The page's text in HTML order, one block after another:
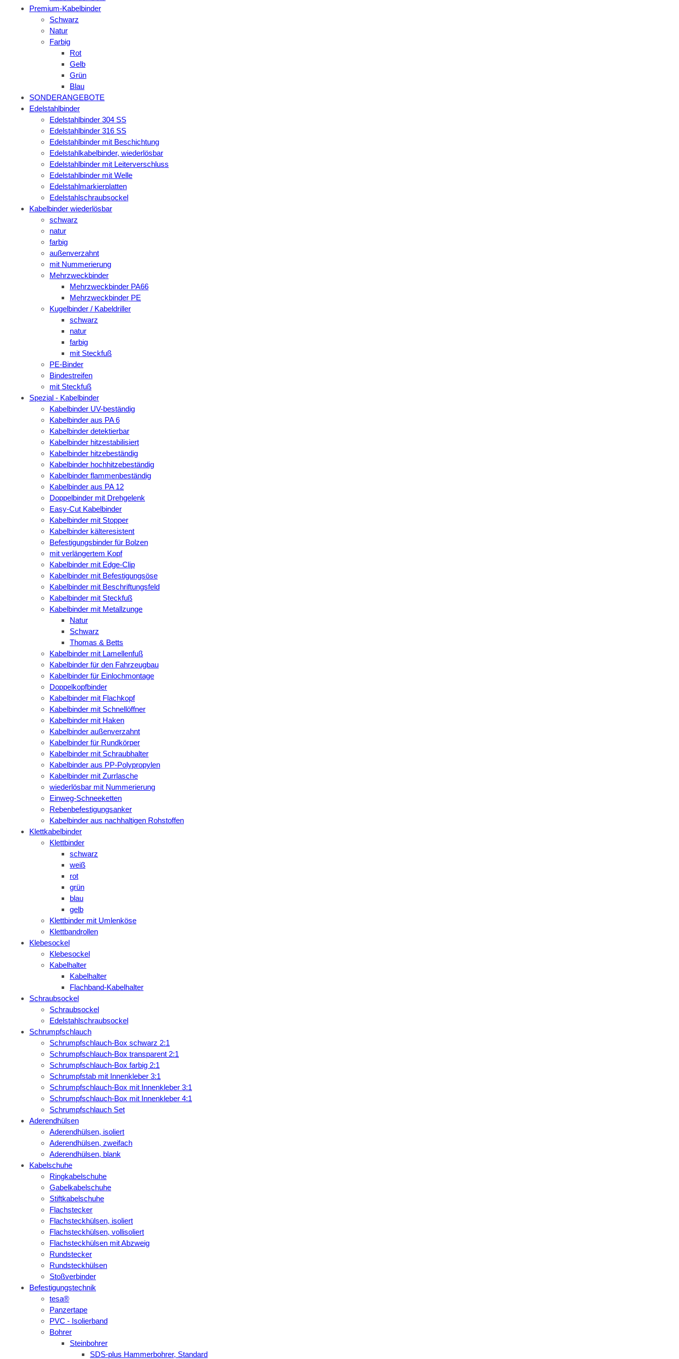
Premium-Kabelbinder
Schwarz
Natur
Farbig
Rot
Gelb
Grün
Blau
SONDERANGEBOTE
Edelstahlbinder
Edelstahlbinder 304 SS
Edelstahlbinder 316 SS
Edelstahlbinder mit Beschichtung
Edelstahlkabelbinder, wiederlösbar
Edelstahlbinder mit Leiterverschluss
Edelstahlbinder mit Welle
Edelstahlmarkierplatten
Edelstahlschraubsockel
Kabelbinder wiederlösbar
schwarz
natur
farbig
außenverzahnt
mit Nummerierung
Mehrzweckbinder
Mehrzweckbinder PA66
Mehrzweckbinder PE
Kugelbinder / Kabeldriller
schwarz
natur
farbig
mit Steckfuß
PE-Binder
Bindestreifen
mit Steckfuß
Spezial - Kabelbinder
Kabelbinder UV-beständig
Kabelbinder aus PA 6
Kabelbinder detektierbar
Kabelbinder hitzestabilisiert
Kabelbinder hitzebeständig
Kabelbinder hochhitzebeständig
Kabelbinder flammenbeständig
Kabelbinder aus PA 12
Doppelbinder mit Drehgelenk
Easy-Cut Kabelbinder
Kabelbinder mit Stopper
Kabelbinder kälteresistent
Befestigungsbinder für Bolzen
mit verlängertem Kopf
Kabelbinder mit Edge-Clip
Kabelbinder mit Befestigungsöse
Kabelbinder mit Beschriftungsfeld
Kabelbinder mit Steckfuß
Kabelbinder mit Metallzunge
Natur
Schwarz
Thomas & Betts
Kabelbinder mit Lamellenfuß
Kabelbinder für den Fahrzeugbau
Kabelbinder für Einlochmontage
Doppelkopfbinder
Kabelbinder mit Flachkopf
Kabelbinder mit Schnellöffner
Kabelbinder mit Haken
Kabelbinder außenverzahnt
Kabelbinder für Rundkörper
Kabelbinder mit Schraubhalter
Kabelbinder aus PP-Polypropylen
Kabelbinder mit Zurrlasche
wiederlösbar mit Nummerierung
Einweg-Schneeketten
Rebenbefestigungsanker
Kabelbinder aus nachhaltigen Rohstoffen
Klettkabelbinder
Klettbinder
schwarz
weiß
rot
grün
blau
gelb
Klettbinder mit Umlenköse
Klettbandrollen
Klebesockel
Klebesockel
Kabelhalter
Kabelhalter
Flachband-Kabelhalter
Schraubsockel
Schraubsockel
Edelstahlschraubsockel
Schrumpfschlauch
Schrumpfschlauch-Box schwarz 2:1
Schrumpfschlauch-Box transparent 2:1
Schrumpfschlauch-Box farbig 2:1
Schrumpfstab mit Innenkleber 3:1
Schrumpfschlauch-Box mit Innenkleber 3:1
Schrumpfschlauch-Box mit Innenkleber 4:1
Schrumpfschlauch Set
Aderendhülsen
Aderendhülsen, isoliert
Aderendhülsen, zweifach
Aderendhülsen, blank
Kabelschuhe
Ringkabelschuhe
Gabelkabelschuhe
Stiftkabelschuhe
Flachstecker
Flachsteckhülsen, isoliert
Flachsteckhülsen, vollisoliert
Flachsteckhülsen mit Abzweig
Rundstecker
Rundsteckhülsen
Stoßverbinder
Befestigungstechnik
tesa®
Panzertape
PVC - Isolierband
Bohrer
Steinbohrer
SDS-plus Hammerbohrer, Standard